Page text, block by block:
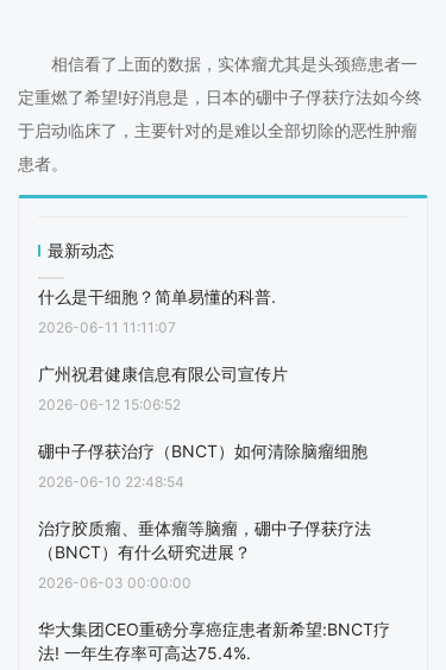
相信看了上面的数据，实体瘤尤其是头颈癌患者一
定重燃了希望!好消息是，日本的硼中子俘获疗法如今终
于启动临床了，主要针对的是难以全部切除的恶性肿瘤
患者。
最新动态
什么是干细胞？简单易懂的科普.
2026-06-11 11:11:07
广州祝君健康信息有限公司宣传片
2026-06-12 15:06:52
硼中子俘获治疗（BNCT）如何清除脑瘤细胞
2026-06-10 22:48:54
治疗胶质瘤、垂体瘤等脑瘤，硼中子俘获疗法
（BNCT）有什么研究进展？
2026-06-03 00:00:00
华大集团CEO重磅分享癌症患者新希望:BNCT疗
法! 一年生存率可高达75.4%.